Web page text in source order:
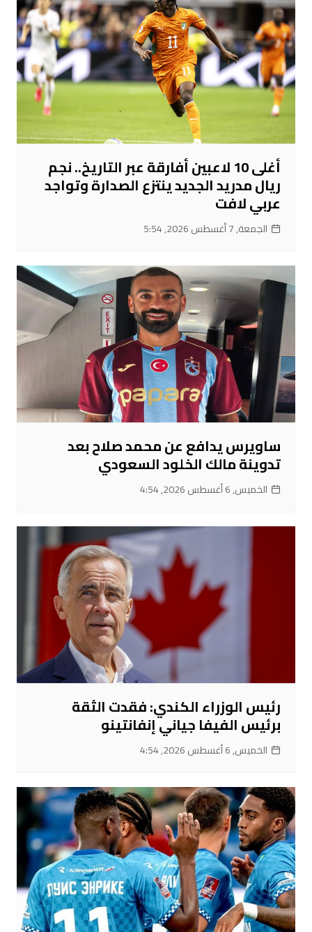
أغلى 10 لاعبين أفارقة عبر التاريخ.. نجم
ريال مدريد الجديد ينتزع الصدارة وتواجد
عربي لافت
الجمعة, 7 أغسطس 2026, 5:54
ساويرس يدافع عن محمد صلاح بعد
تدوينة مالك الخلود السعودي
الخميس, 6 أغسطس 2026, 4:54
رئيس الوزراء الكندي: فقدت الثقة
برئيس الفيفا جياني إنفانتينو
الخميس, 6 أغسطس 2026, 4:54